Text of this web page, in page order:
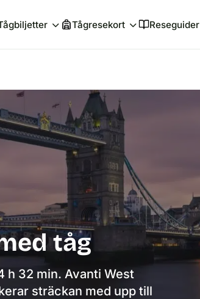
Tågresekort Reseguider
tåg
h 32 min. Avanti West
sträckan med upp till